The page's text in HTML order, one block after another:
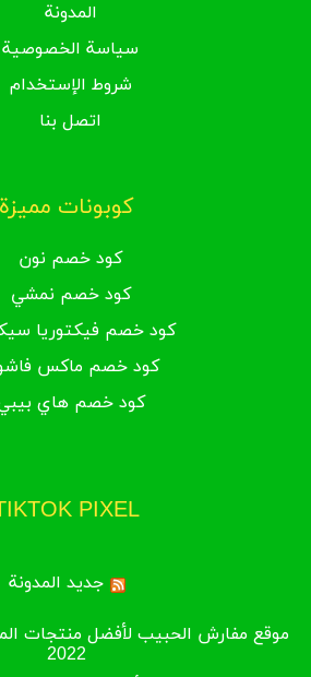
المدونة
سياسة الخصوصية
شروط الإستخدام
اتصل بنا
كوبونات مميزة
كود خصم نون
كود خصم نمشي
كود خصم فيكتوريا
كود خصم ماكس
كود خصم هاي
PIXEL
جديد المدونة
موقع مفارش الحبيب لأفضل منتجات
2022